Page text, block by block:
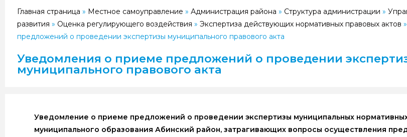
Главная страница » Местное самоуправление » Администрация района » Структура администрации »
развития » Оценка регулирующего воздействия » Экспертиза действующих нормативных правовых актов »
предложений о проведении экспертизы муниципального правового акта
Уведомления о приеме предложений о проведении
муниципального правового акта
Уведомление о приеме предложений о проведении экспертизы муниципальных
муниципального образования Абинский район, затрагивающих вопросы осуществления